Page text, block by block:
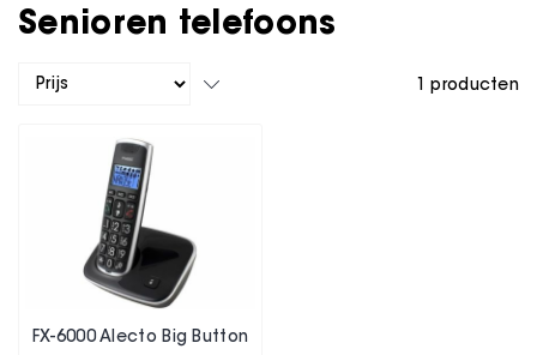
Senioren telefoons
1 producten
FX-6000 Alecto Big Button